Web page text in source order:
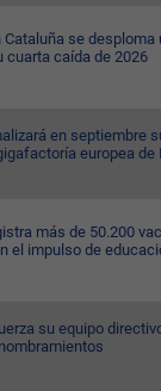
Cataluña se desploma
cuarta caída de 2026
en septiembre
europea de
más de 50.200
el impulso de
su equipo